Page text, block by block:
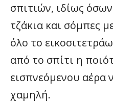
σπιτιών, ιδίως
τζάκια και σόμπες
όλο το
από το σπίτι η
εισπνεόμενου αέρα
χαμηλή.